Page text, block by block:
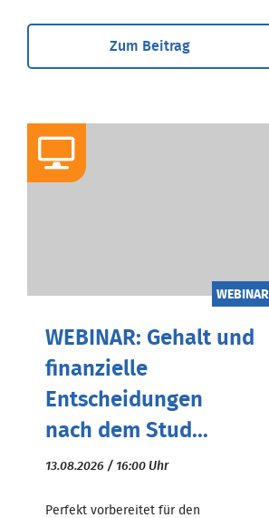
Zum Beitrag
WEBINAR
WEBINAR: Gehalt und
finanzielle
Entscheidungen
nach dem Stud...
13.08.2026 / 16:00 Uhr
Perfekt vorbereitet für den